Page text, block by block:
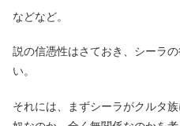
などなど。
説の信憑性はさておき、シーラ
い。
それには、まずシーラがクルタ